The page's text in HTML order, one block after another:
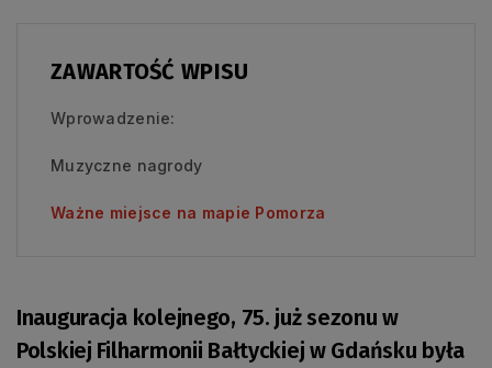
ZAWARTOŚĆ WPISU
Wprowadzenie:
Muzyczne nagrody
Ważne miejsce na mapie Pomorza
Inauguracja kolejnego, 75. już sezonu w
Polskiej Filharmonii Bałtyckiej w Gdańsku była